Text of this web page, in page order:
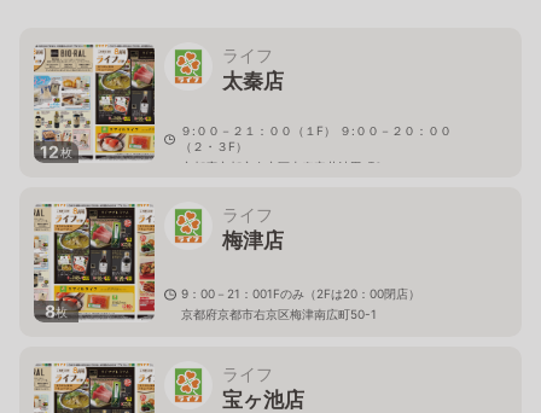
12枚
ライフ
太秦店
９:００－２１：００（１F） ９:００－２０：００
（２・３F）
京都府京都市右京区太秦安井池田町6
8枚
ライフ
梅津店
9：00－21：001Fのみ（2Fは20：00閉店）
京都府京都市右京区梅津南広町50-1
ライフ
宝ヶ池店